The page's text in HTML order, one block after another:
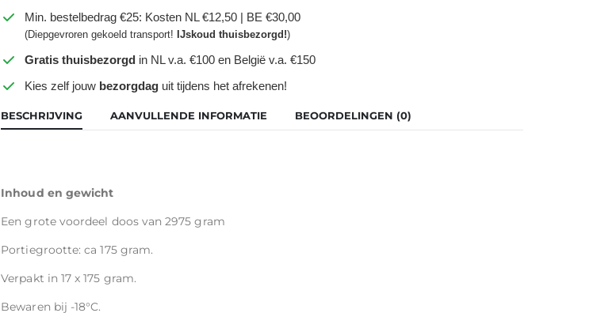
Min. bestelbedrag €25: Kosten NL €12,50 | BE €30,00
(Diepgevroren gekoeld transport!IJskoud thuisbezorgd!)
Gratis thuisbezorgd in NL v.a. €100 en België v.a. €150
Kies zelf jouw bezorgdag uit tijdens het afrekenen!
BESCHRIJVING AANVULLENDE INFORMATIE BEOORDELINGEN (0)
Inhoud en gewicht
Een grote voordeel doos van 2975 gram
Portiegrootte: ca 175 gram.
Verpakt in 17 x 175 gram.
Bewaren bij -18°C.